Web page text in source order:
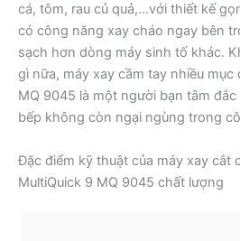
cá, tôm, rau củ quả,…với thiết kế
có công năng xay cháo ngay bên
sạch hơn dòng máy sinh tố khác.
gì nữa, máy xay cầm tay nhiều mục
MQ 9045 là một người bạn tâm
bếp không còn ngại ngùng trong
Đặc điểm kỹ thuật của máy xay cắt
MultiQuick 9 MQ 9045 chất lượng